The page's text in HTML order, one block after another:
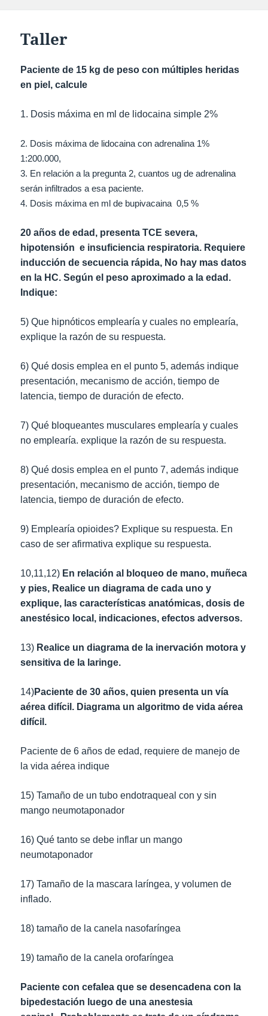
Taller
Paciente de 15 kg de peso con múltiples heridas
en piel, calcule
1. Dosis máxima en ml de lidocaina simple 2%
2. Dosis máxima de lidocaina con adrenalina 1%
1:200.000,
3. En relación a la pregunta 2, cuantos ug de adrenalina
serán infiltrados a esa paciente.
4. Dosis máxima en ml de bupivacaina 0,5 %
20 años de edad, presenta TCE severa,
hipotensión e insuficiencia respiratoria. Requiere
inducción de secuencia rápida, No hay mas datos
en la HC. Según el peso aproximado a la edad.
Indique:
5) Que hipnóticos emplearía y cuales no emplearía,
explique la razón de su respuesta.
6) Qué dosis emplea en el punto 5, además indique
presentación, mecanismo de acción, tiempo de
latencia, tiempo de duración de efecto.
7) Qué bloqueantes musculares emplearía y cuales
no emplearía. explique la razón de su respuesta.
8) Qué dosis emplea en el punto 7, además indique
presentación, mecanismo de acción, tiempo de
latencia, tiempo de duración de efecto.
9) Emplearía opioides? Explique su respuesta. En
caso de ser afirmativa explique su respuesta.
10,11,12) En relación al bloqueo de mano, muñeca
y pies, Realice un diagrama de cada uno y
explique, las características anatómicas, dosis de
anestésico local, indicaciones, efectos adversos.
13) Realice un diagrama de la inervación motora y
sensitiva de la laringe.
14)Paciente de 30 años, quien presenta un vía
aérea difícil. Diagrama un algoritmo de vida aérea
difícil.
Paciente de 6 años de edad, requiere de manejo de
la vida aérea indique
15) Tamaño de un tubo endotraqueal con y sin
mango neumotaponador
16) Qué tanto se debe inflar un mango
neumotaponador
17) Tamaño de la mascara laríngea, y volumen de
inflado.
18) tamaño de la canela nasofaríngea
19) tamaño de la canela orofaríngea
Paciente con cefalea que se desencadena con la
bipedestación luego de una anestesia